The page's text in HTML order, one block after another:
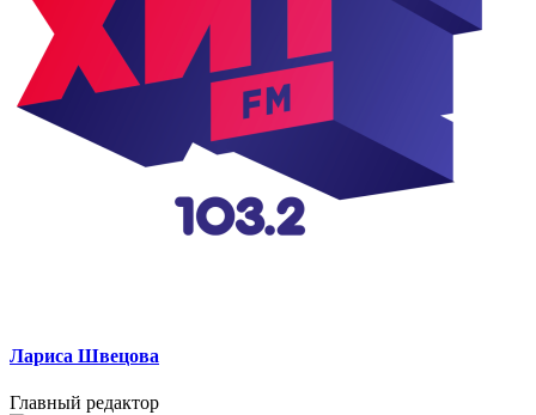
Лариса Швецова
Главный редактор